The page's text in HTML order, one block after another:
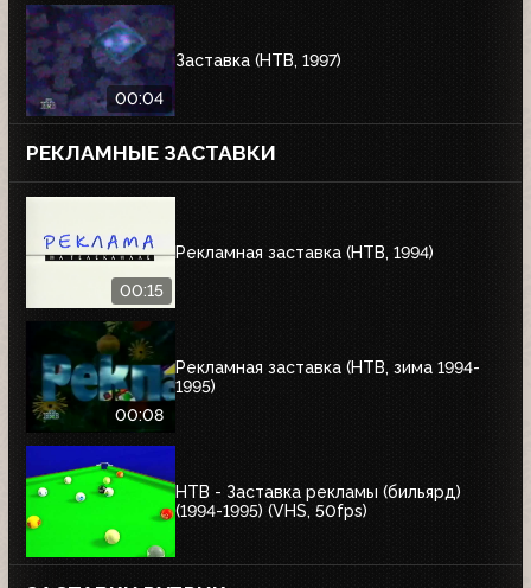
00:04
Заставка (НТВ, 1997)
РЕКЛАМНЫЕ ЗАСТАВКИ
00:15
Рекламная заставка (НТВ, 1994)
00:08
Рекламная заставка (НТВ, зима 1994-
1995)
НТВ - Заставка рекламы (бильярд)
(1994-1995) (VHS, 50fps)